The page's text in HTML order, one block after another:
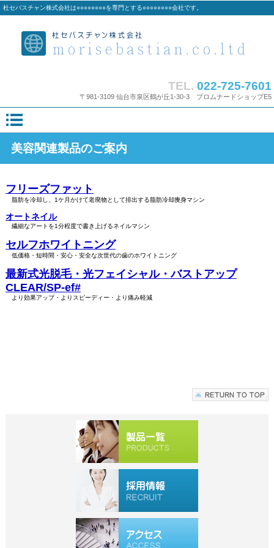
杜セバスチャン株式会社は○○○○○○○○を専門とする○○○○○○○○会社です。
TEL. 022-725-7601
〒981-3109 仙台市泉区鶴が丘1-30-3 プロムナードショップE5
美容関連製品のご案内
フリーズファット
脂肪を冷却し、1ケ月かけて老廃物として排出する脂肪冷却痩身マシン
オートネイル
繊細なアートを1分程度で書き上げるネイルマシン
セルフホワイトニング
低価格・短時間・安心・安全な次世代の歯のホワイトニング
最新式光脱毛・光フェイシャル・バストアップ
CLEAR/SP-ef#
より効果アップ・よりスピーディー・より痛み軽減